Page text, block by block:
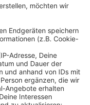
in der RADIO
die A30. Die
gestern (12.11.19)
ist es, überfüllte
und lange
und
und den
vermeiden,